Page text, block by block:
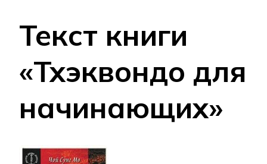
Текст книги
«Тхэквондо для
начинающих»